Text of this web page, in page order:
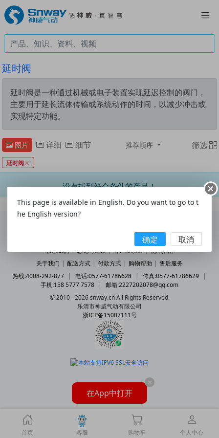
延时阀
延时阀是一种通过机械或电子装置实现延迟控制的阀门，
主要用于延长流体传输或系统动作的时间，以减少冲击或
实现特定功能。
图片 详细 细节 推荐顺序 筛选
延时阀
没有找到符合条件的产品！
联系我们 | 意见与建议 | 客户联系表 | 使用指南
关于我们 | 配送方式 | 付款方式 | 购物帮助 | 售后服务
热线:4008-292-877
| 电话:0577-61786628 | 传真:0577-61786629
|
手机:158 5777 7578
|
邮箱:2227202078@qq.com
© 2010 - 2026 snway.cn All Rights Reserved.
乐清市神威气动有限公司
浙ICP备15007111号
首页 客服 购物车 个人中心
在App中打开
×
This page is available in English. Do you want to go to t
he English version?
确定 取消